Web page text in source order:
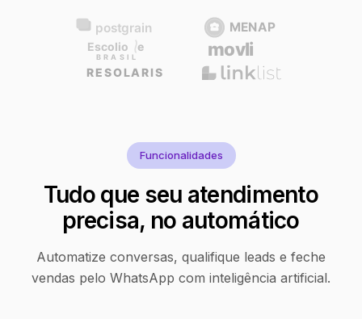
Funcionalidades
Tudo que seu atendimento
precisa, no automático
Automatize conversas, qualifique leads e feche
vendas pelo WhatsApp com inteligência artificial.